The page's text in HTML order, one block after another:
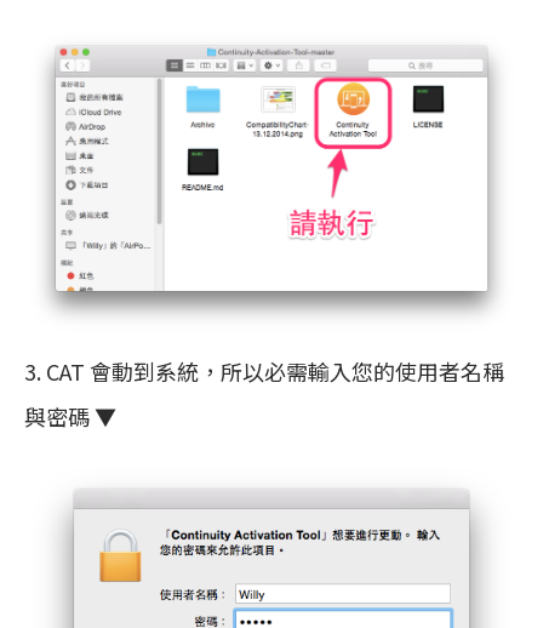
3. CAT 會動到系統，所以必需輸入您的使用者名稱
與密碼 ▼